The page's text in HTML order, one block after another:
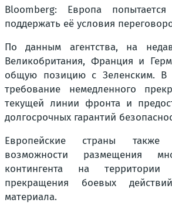
Bloomberg: Европа
поддержать её условия
По данным агентства, на
Великобритания, Франция и
общую позицию с Зеленским. В
требование немедленного
текущей линии фронта и
долгосрочных гарантий
Европейские страны также
возможности размещения
контингента на
прекращения боевых
материала.